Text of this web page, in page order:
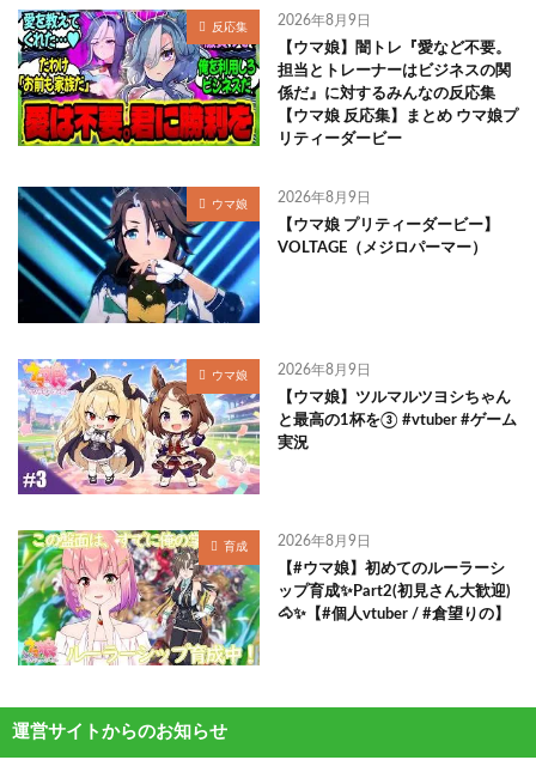
反応集 2026年8月9日
【ウマ娘】闇トレ『愛など不要。
担当とトレーナーはビジネスの関
係だ』に対するみんなの反応集
【ウマ娘 反応集】まとめ ウマ娘プ
リティーダービー
ウマ娘 2026年8月9日
【ウマ娘 プリティーダービー】
VOLTAGE（メジロパーマー）
ウマ娘 2026年8月9日
【ウマ娘】ツルマルツヨシちゃん
と最高の1杯を③ #vtuber #ゲーム
実況
育成 2026年8月9日
【#ウマ娘】初めてのルーラーシ
ップ育成✨Part2(初見さん大歓迎)
🐴✨【#個人vtuber / #倉望りの】
運営サイトからのお知らせ